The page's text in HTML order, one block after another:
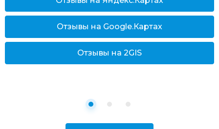
Отзывы на Google.Картах
Отзывы на 2GIS